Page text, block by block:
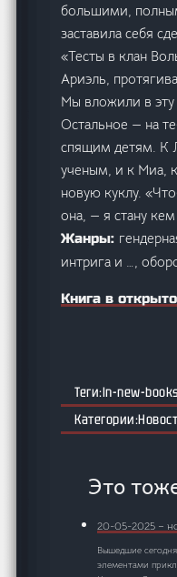
большими,
заставила себя
«Тесты в клан
Ариэль,
Мы вложили в эту
Остальное — на
спящим детям. К
ученым, и к Миа,
новую куклу.
она, — я стану
Жанры:
интрига и …,
Книга в
ln-new-books
Это
20-05-2025 –
Вышедшие
элементами